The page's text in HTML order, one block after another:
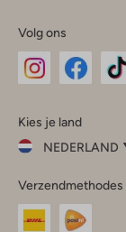
Volg ons
Instagram
Kies je land
NEDERLAND
je
land
Verzendmethodes